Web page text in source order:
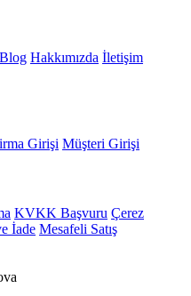
Blog Hakkımızda İletişim
Girişi Müşteri Girişi
KVKK Başvuru Çerez
İade Mesafeli Satış